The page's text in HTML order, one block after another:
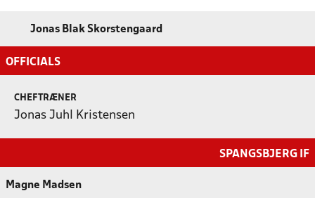
Jonas Blak Skorstengaard
OFFICIALS
CHEFTRÆNER
Jonas Juhl Kristensen
SPANGSBJERG IF
Magne Madsen